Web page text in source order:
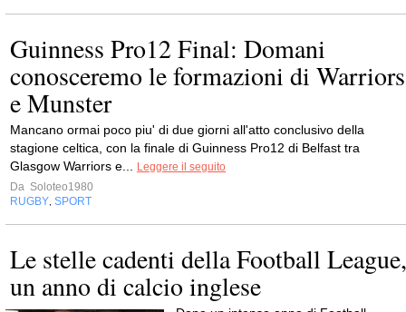
Guinness Pro12 Final: Domani
conosceremo le formazioni di Warriors
e Munster
Mancano ormai poco piu' di due giorni all'atto conclusivo della
stagione celtica, con la finale di Guinness Pro12 di Belfast tra
Glasgow Warriors e...
Leggere il seguito
Da Soloteo1980
RUGBY SPORT
Le stelle cadenti della Football League,
un anno di calcio inglese